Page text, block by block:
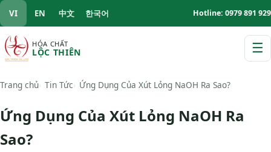
VI EN 中文 한국어 Hotline: 0979 891 929
HÓA CHẤT
LỘC THIÊN ☰
Trang chủ Tin Tức Ứng Dụng Của Xút Lỏng NaOH Ra Sao?
Ứng Dụng Của Xút Lỏng NaOH Ra
Sao?